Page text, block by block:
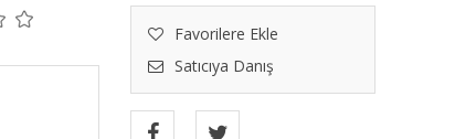
Favorilere Ekle
Satıcıya Danış